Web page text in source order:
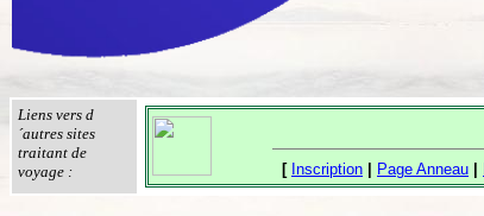
Liens vers d
´autres sites
traitant de
voyage :
[ Inscription Page Anneau